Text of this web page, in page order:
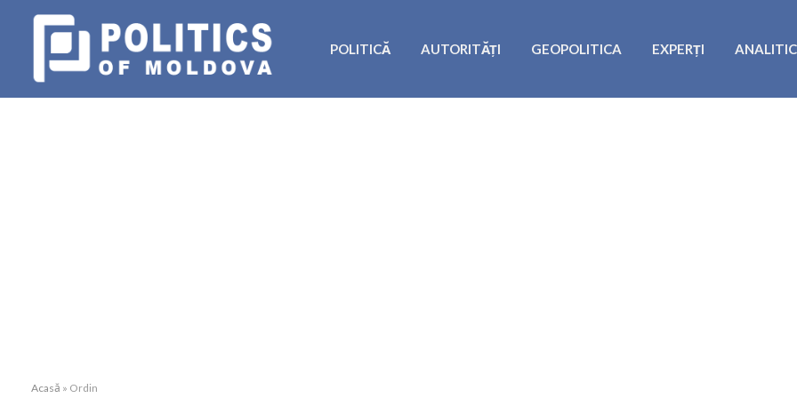
POLITICĂ AUTORITĂȚI GEOPOLITICA EXPERȚI
Acasă » Ordin